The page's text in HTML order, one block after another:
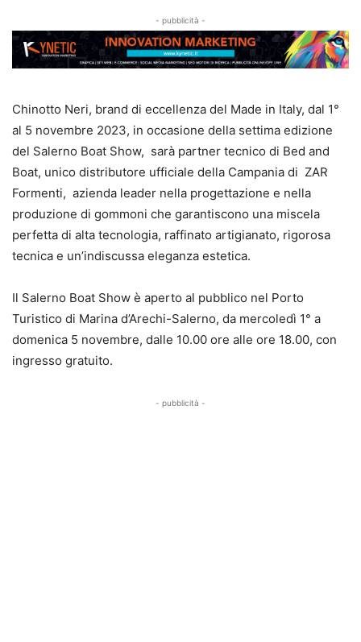
- pubblicità -
Chinotto Neri, brand di eccellenza del Made in Italy, dal 1°
al 5 novembre 2023, in occasione della settima edizione
del Salerno Boat Show, sarà partner tecnico di Bed and
Boat, unico distributore ufficiale della Campania di ZAR
Formenti, azienda leader nella progettazione e nella
produzione di gommoni che garantiscono una miscela
perfetta di alta tecnologia, raffinato artigianato, rigorosa
tecnica e un’indiscussa eleganza estetica.
Il Salerno Boat Show è aperto al pubblico nel Porto
Turistico di Marina d’Arechi-Salerno, da mercoledì 1° a
domenica 5 novembre, dalle 10.00 ore alle ore 18.00, con
ingresso gratuito.
- pubblicità -